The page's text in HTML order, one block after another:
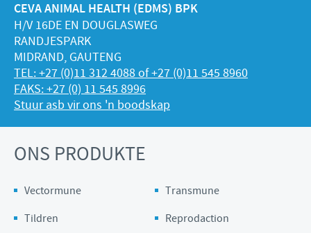
CEVA ANIMAL HEALTH (EDMS) BPK
H/V 16DE EN DOUGLASWEG
RANDJESPARK
MIDRAND, GAUTENG
TEL: +27 (0)11 312 4088 of +27 (0)11 545 8960
FAKS: +27 (0) 11 545 8996
Stuur asb vir ons 'n boodskap
ONS PRODUKTE
Vectormune
Transmune
Tildren
Reprodaction